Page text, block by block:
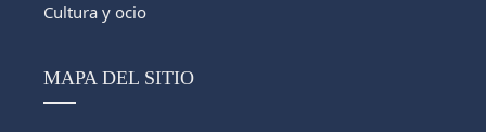
Cultura y ocio
MAPA DEL SITIO